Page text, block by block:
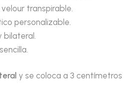
transpirable.
personalizable.
bilateral.
y se coloca a 3 centímetros